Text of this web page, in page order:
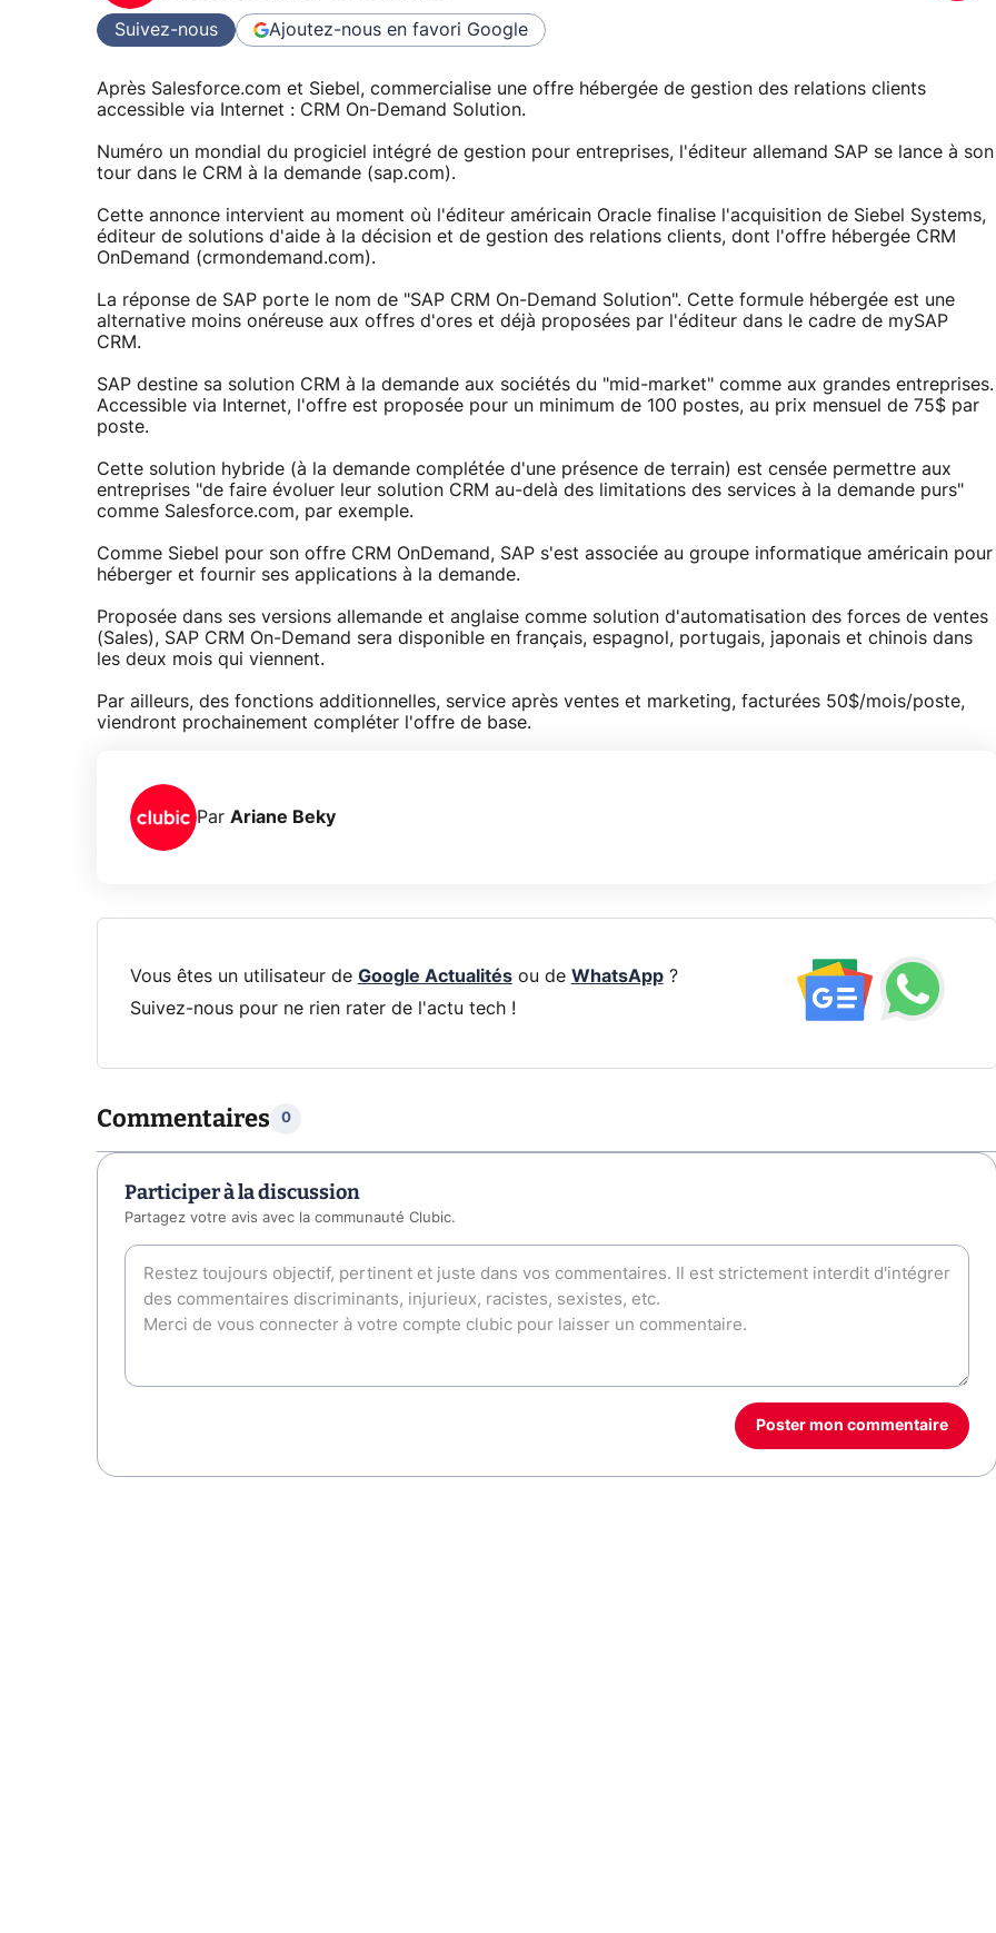
Suivez-nous Ajoutez-nous en favori Google
Après Salesforce.com et Siebel, commercialise une offre hébergée de gestion des relations clients
accessible via Internet : CRM On-Demand Solution.
Numéro un mondial du progiciel intégré de gestion pour entreprises, l'éditeur allemand SAP se lance à son
tour dans le CRM à la demande (sap.com).
Cette annonce intervient au moment où l'éditeur américain Oracle finalise l'acquisition de Siebel Systems,
éditeur de solutions d'aide à la décision et de gestion des relations clients, dont l'offre hébergée CRM
OnDemand (crmondemand.com).
La réponse de SAP porte le nom de "SAP CRM On-Demand Solution". Cette formule hébergée est une
alternative moins onéreuse aux offres d'ores et déjà proposées par l'éditeur dans le cadre de mySAP
CRM.
SAP destine sa solution CRM à la demande aux sociétés du "mid-market" comme aux grandes entreprises.
Accessible via Internet, l'offre est proposée pour un minimum de 100 postes, au prix mensuel de 75$ par
poste.
Cette solution hybride (à la demande complétée d'une présence de terrain) est censée permettre aux
entreprises "de faire évoluer leur solution CRM au-delà des limitations des services à la demande purs"
comme Salesforce.com, par exemple.
Comme Siebel pour son offre CRM OnDemand, SAP s'est associée au groupe informatique américain pour
héberger et fournir ses applications à la demande.
Proposée dans ses versions allemande et anglaise comme solution d'automatisation des forces de ventes
(Sales), SAP CRM On-Demand sera disponible en français, espagnol, portugais, japonais et chinois dans
les deux mois qui viennent.
Par ailleurs, des fonctions additionnelles, service après ventes et marketing, facturées 50$/mois/poste,
viendront prochainement compléter l'offre de base.
Par Ariane Beky
Vous êtes un utilisateur de Google Actualitésou de WhatsApp?
Suivez-nous pour ne rien rater de l'actu tech !
Commentaires 0
Participer à la discussion
Partagez votre avis avec la communauté Clubic.
Poster mon commentaire